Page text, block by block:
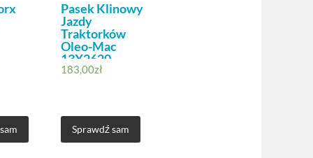
Pasek Klinowy
Jazdy
Traktorków
Oleo-Mac
13X2620
183,00zł
Sprawdź sam